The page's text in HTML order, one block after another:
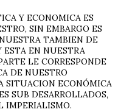
Y ECONOMICA ES
SIN EMBARGO ES
TAMBIEN DE
ESTA EN NUESTRA
LE CORRESPONDE
DE NUESTRO
SITUACION ECONÓMICA
SUB DESARROLLADOS,
IMPERIALISMO.